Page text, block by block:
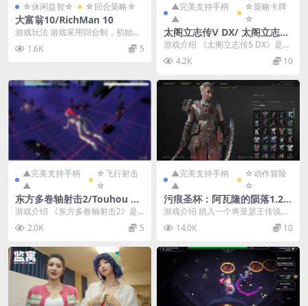
☆休闲益智☆ ☆回合策略☆
大富翁10/RichMan 10
游戏玩法 游戏采用回合制，初始所
片。通过投骰子决定移...
1.6K 5
▲完美支持手柄
▲
☆策略卡牌
☆
太阁立志传Ⅴ DX/ 太阁立志传
5 DX/Taiko Risshiden V DX
游戏介绍 《太阁立志传5 DX》是一
款经营类策略游戏，《太阁立志
传》系列正式复活...
4.2K 10
▲完美支持手柄
▲
☆飞行射击
☆
东方多卷轴射击2/Touhou M
ulti Scroll Shooting 2
游戏介绍 《东方多卷轴射击2》是S
kydash studio制作发行的一款东方
同...2.0K 5
▲完美支持手柄
▲
☆动作冒险
☆
污痕圣杯：阿瓦隆的陨落1.22/
Tainted Grail: The Fall of Av
游戏介绍 踏入一个将亚瑟王传说重
新诠释的黑暗世界，体验这款第一
人称开放世界的角色...
14.0K 10